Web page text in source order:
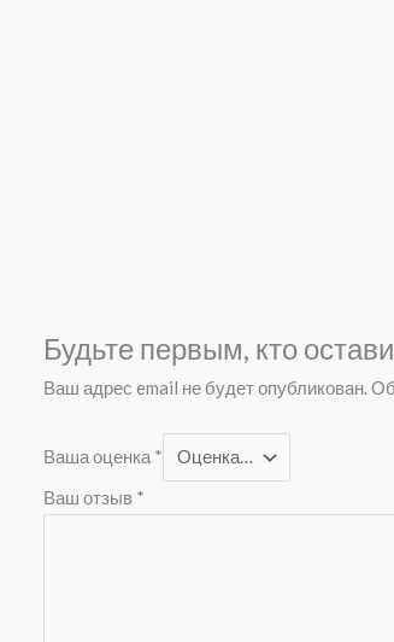
Будьте первым, кто
Ваш адрес email не будет опубликован.
Ваша оценка *
Ваш отзыв *